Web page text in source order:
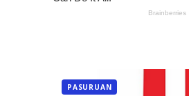
PASURUAN